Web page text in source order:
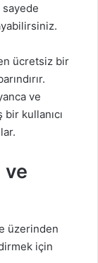
sayede
ücretsiz bir
ve
kullanıcı
ve
üzerinden
için